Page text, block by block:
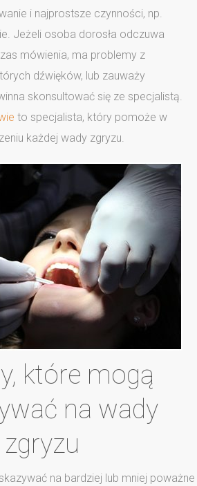
i najprostsze czynności, np.
Jeżeli osoba dorosła odczuwa
mówienia, ma problemy z
dźwięków, lub zauważy
skonsultować się ze specjalistą.
to specjalista, który pomoże w
każdej wady zgryzu.
które mogą
na wady
zgryzu
na bardziej lub mniej poważne